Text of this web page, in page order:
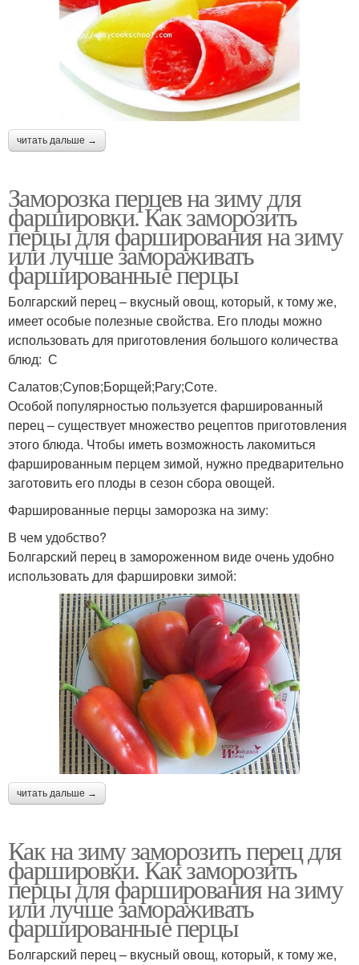
читать дальше →
Заморозка перцев на зиму для
фаршировки. Как заморозить
перцы для фарширования на зиму
или лучше замораживать
фаршированные перцы
Болгарский перец – вкусный овощ, который, к тому же,
имеет особые полезные свойства. Его плоды можно
использовать для приготовления большого количества
блюд: С
Салатов;Супов;Борщей;Рагу;Соте.
Особой популярностью пользуется фаршированный
перец – существует множество рецептов приготовления
этого блюда. Чтобы иметь возможность лакомиться
фаршированным перцем зимой, нужно предварительно
заготовить его плоды в сезон сбора овощей.
Фаршированные перцы заморозка на зиму:
В чем удобство?
Болгарский перец в замороженном виде очень удобно
использовать для фаршировки зимой:
читать дальше →
Как на зиму заморозить перец для
фаршировки. Как заморозить
перцы для фарширования на зиму
или лучше замораживать
фаршированные перцы
Болгарский перец – вкусный овощ, который, к тому же,